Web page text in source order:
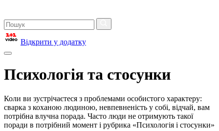
Відкрити у додатку
Психологія та стосунки
Коли ви зустрічаєтеся з проблемами особистого характеру:
сварка з коханою людиною, невпевненість у собі, відчай, вам
потрібна влучна порада. Часто люди не отримують такої
поради в потрібний момент і рубрика «Психологія і стосунки»